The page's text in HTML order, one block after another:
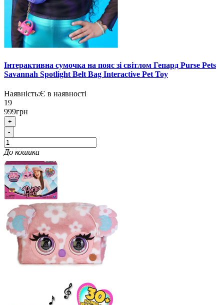
Інтерактивна сумочка на пояс зі світлом Гепард Purse Pets
Savannah Spotlight Belt Bag Interactive Pet Toy
Наявність:Є в наявності
19
999грн
+
-
До кошика